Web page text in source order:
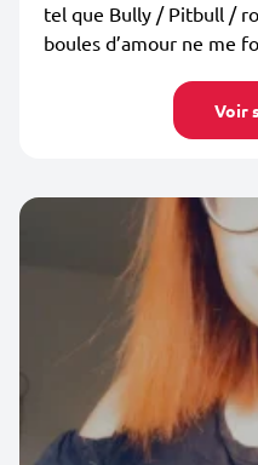
tel que Bully / Pitbull /
boules d’amour ne me
Voir